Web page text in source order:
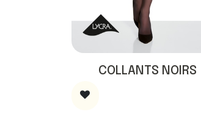
COLLANTS NOIRS